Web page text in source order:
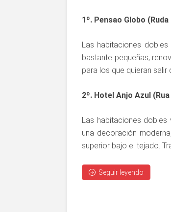
1º. Pensao Globo
Las habitaciones
bastante pequeñas,
para los que quieran salir
2º. Hotel Anjo Azul
Las habitaciones
una decoración
superior bajo el tejado.
Seguir leyendo